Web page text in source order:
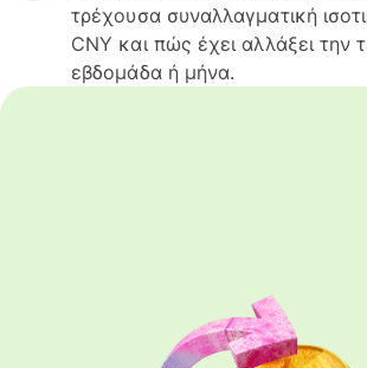
τρέχουσα συναλλαγματική
CNY και πώς έχει αλλάξει την
εβδομάδα ή μήνα.